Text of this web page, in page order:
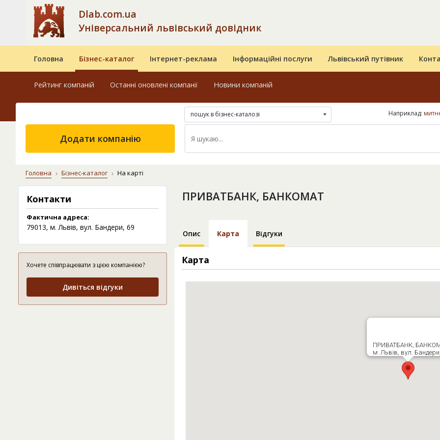
Dlab.com.ua
Універсальний львівський довідник
Головна Бізнес-каталог Інтернет-реклама Інформаційні послуги Львівський путівник
Рейтинг компаній Останні оновлені компанії Новини компаній
пошук в бізнес-каталозі Наприклад:
Додати компанію
Головна Бізнес-каталог На карті
Контакти
Фактична адреса:
79013, м. Львів, вул. Бандери, 69
Хочете співпрацювати з цією компанією?
Дивіться відгуки
ПРИВАТБАНК, БАНКОМАТ
Опис Карта Відгуки
Карта
ПРИВАТБАНК,
м. Львів, вул.